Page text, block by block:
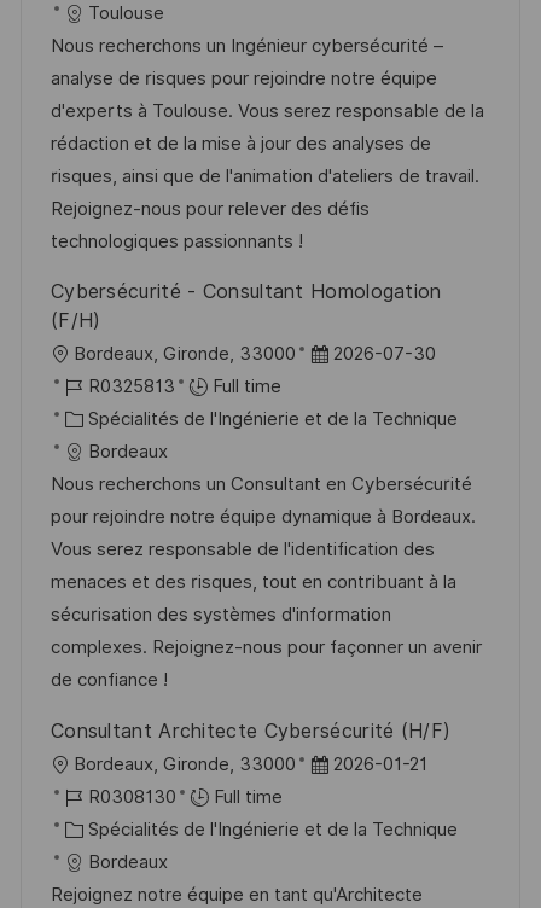
e
a
l
i
s
a
t
i
o
d
’
a
f
f
i
a
f
é
r
e
n
c
e
d
p
t
a
t
é
g
o
r
i
e
Toulouse
Nous recherchons un Ingénieur cybersécurité –
analyse de risques pour rejoindre notre équipe
d'experts à Toulouse. Vous serez responsable de la
rédaction et de la mise à jour des analyses de
risques, ainsi que de l'animation d'ateliers de travail.
Rejoignez-nous pour relever des défis
technologiques passionnants !
Cybersécurité - Consultant Homologation
(F/H)
o
c
a
l
i
s
a
t
i
o
Bordeaux, Gironde, 33000
D
t
d
’
a
f
f
i
a
g
2026-07-30
R
é
f
é
r
e
n
c
e
d
p
o
s
t
e
R0325813
Full time
C
a
t
é
g
o
r
i
e
Spécialités de l'Ingénierie et de la Technique
Bordeaux
Nous recherchons un Consultant en Cybersécurité
pour rejoindre notre équipe dynamique à Bordeaux.
Vous serez responsable de l'identification des
menaces et des risques, tout en contribuant à la
sécurisation des systèmes d'information
complexes. Rejoignez-nous pour façonner un avenir
de confiance !
Consultant Architecte Cybersécurité (H/F)
o
c
a
l
Bordeaux, Gironde, 33000
D
t
d
2026-01-21
R
é
f
é
R0308130
Full time
C
a
t
Spécialités de l'Ingénierie et de la Technique
Bordeaux
Rejoignez notre équipe en tant qu'Architecte